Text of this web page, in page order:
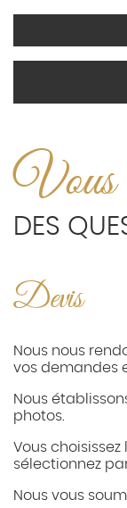
Vous
DES
Devis
Nous nous
vos demandes
Nous
photos.
Vous
sélectionnez
Nous vous